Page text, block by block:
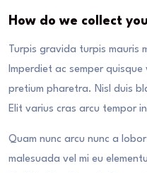
How do we collect
Turpis gravida turpis mauris
Imperdiet ac semper
pretium pharetra. Nisl duis
Elit varius cras arcu tempor
Quam nunc arcu nunc a
malesuada vel mi eu